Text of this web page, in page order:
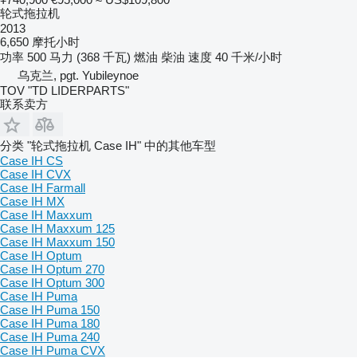
轮式拖拉机
2013
6,650 摩托小时
功率 500 马力 (368 千瓦) 燃油 柴油 速度 40 千米/小时
乌克兰, pgt. Yubileynoe
TOV "TD LIDERPARTS"
联系卖方
分类 "轮式拖拉机 Case IH" 中的其他车型
Case IH CS
Case IH CVX
Case IH Farmall
Case IH MX
Case IH Maxxum
Case IH Maxxum 125
Case IH Maxxum 150
Case IH Optum
Case IH Optum 270
Case IH Optum 300
Case IH Puma
Case IH Puma 150
Case IH Puma 180
Case IH Puma 240
Case IH Puma CVX